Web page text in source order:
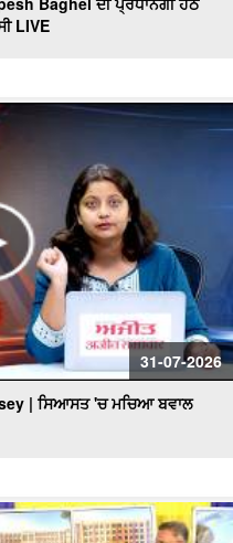
LIVE
31-07-2026
| ਸਿਆਸਤ 'ਚ ਮਚਿਆ ਬਵਾਲ